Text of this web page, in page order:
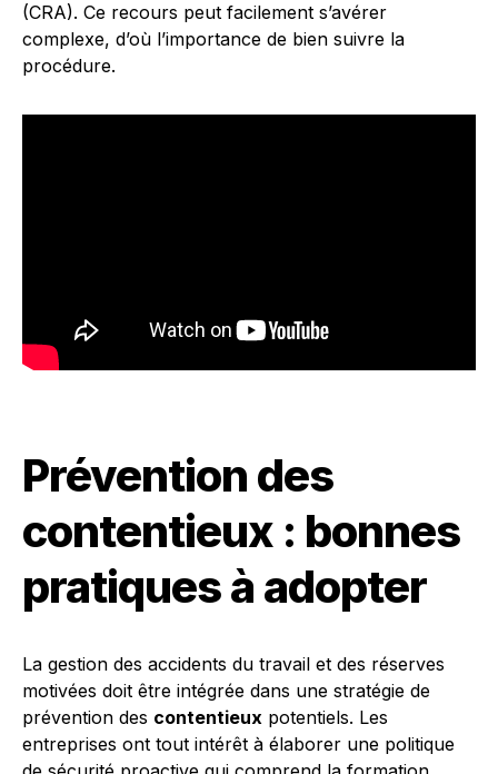
(CRA). Ce recours peut facilement s’avérer
complexe, d’où l’importance de bien suivre la
procédure.
Prévention des
contentieux : bonnes
pratiques à adopter
La gestion des accidents du travail et des réserves
motivées doit être intégrée dans une stratégie de
prévention des contentieux potentiels. Les
entreprises ont tout intérêt à élaborer une politique